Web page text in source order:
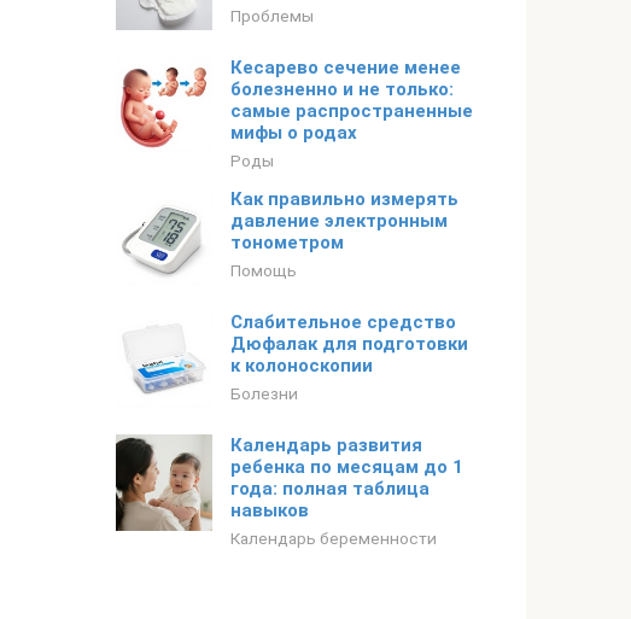
Проблемы
Кесарево сечение менее
болезненно и не только:
самые распространенные
мифы о родах
Роды
Как правильно измерять
давление электронным
тонометром
Помощь
Слабительное средство
Дюфалак для подготовки
к колоноскопии
Болезни
Календарь развития
ребенка по месяцам до 1
года: полная таблица
навыков
Календарь беременности